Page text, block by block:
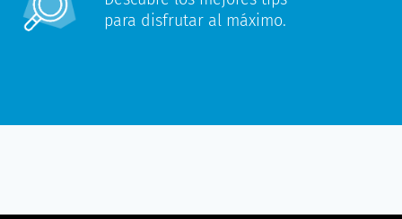
para disfrutar al máximo.